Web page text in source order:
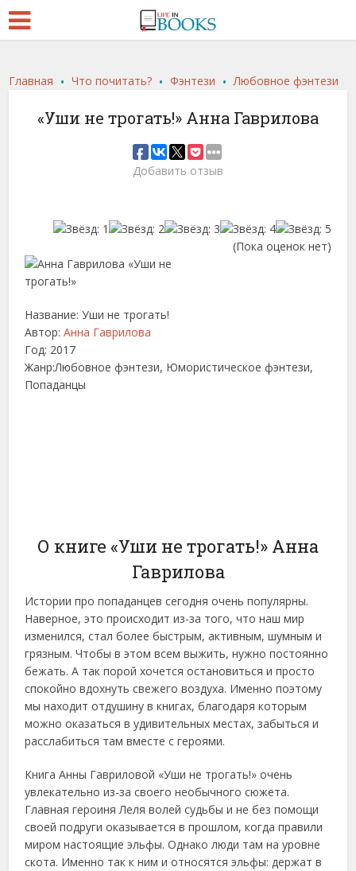
Главная .Что почитать? .Фэнтези . Любовное фэнтези
«Уши не трогать!» Анна Гаврилова
Добавить отзыв
(Пока оценок нет)
Название: Уши не трогать!
Автор:Анна Гаврилова
Год: 2017
Жанр:Любовное фэнтези, Юмористическое фэнтези,
Попаданцы
О книге «Уши не трогать!» Анна
Гаврилова
Истории про попаданцев сегодня очень популярны.
Наверное, это происходит из-за того, что наш мир
изменился, стал более быстрым, активным, шумным и
грязным. Чтобы в этом всем выжить, нужно постоянно
бежать. А так порой хочется остановиться и просто
спокойно вдохнуть свежего воздуха. Именно поэтому
мы находит отдушину в книгах, благодаря которым
можно оказаться в удивительных местах, забыться и
расслабиться там вместе с героями.
Книга Анны Гавриловой «Уши не трогать!» очень
увлекательно из-за своего необычного сюжета.
Главная героиня Леля волей судьбы и не без помощи
своей подруги оказывается в прошлом, когда правили
миром настоящие эльфы. Однако люди там на уровне
скота. Именно так к ним и относятся эльфы: держат в